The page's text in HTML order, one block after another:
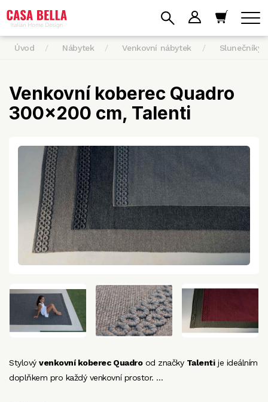
Úvod Nábytek Venkovní nábytek Slunečníky
Venkovní koberec Quadro
300x200 cm, Talenti
Stylovývenkovní koberec Quadrood značky Talentije ideálním
doplňkem pro každý venkovní prostor. …